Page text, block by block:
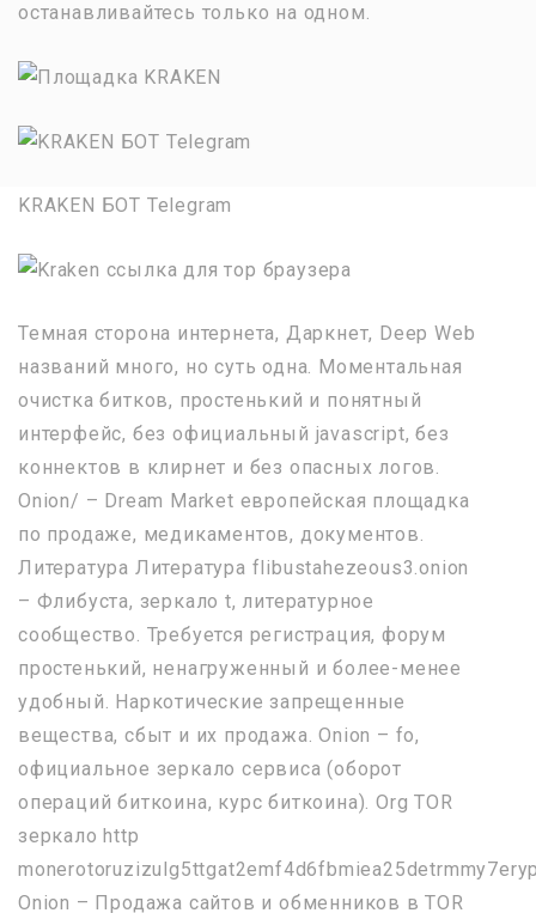
останавливайтесь только на одном.
KRAKEN БОТ Telegram
Темная сторона интернета, Даркнет, Deep Web
названий много, но суть одна. Моментальная
очистка битков, простенький и понятный
интерфейс, без официальный javascript, без
коннектов в клирнет и без опасных логов.
Onion/ – Dream Market европейская площадка
по продаже, медикаментов, документов.
Литература Литература flibustahezeous3.onion
– Флибуста, зеркало t, литературное
сообщество. Требуется регистрация, форум
простенький, ненагруженный и более-менее
удобный. Наркотические запрещенные
вещества, сбыт и их продажа. Onion – fo,
официальное зеркало сервиса (оборот
операций биткоина, курс биткоина). Org TOR
зеркало http
Onion – Продажа сайтов и обменников в TOR